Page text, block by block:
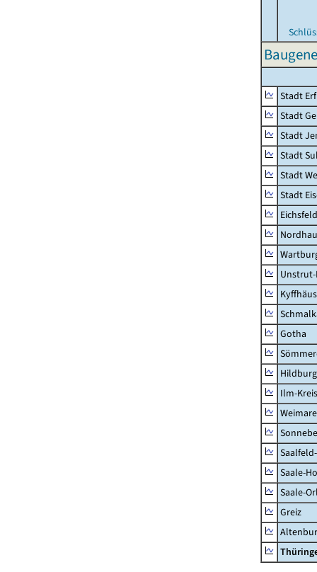
Stadt
Stadt
Stadt
Stadt
Stadt
Stadt
Eichsfeld
Gotha
Ilm-Kreis
Saale-
Saale-
Greiz